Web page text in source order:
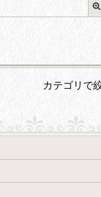
絞り込
カテゴリで